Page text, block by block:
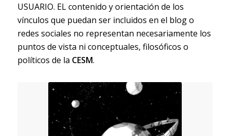
USUARIO. EL contenido y orientación de los
vínculos que puedan ser incluidos en el blog o
redes sociales no representan necesariamente los
puntos de vista ni conceptuales, filosóficos o
políticos de la CESM.